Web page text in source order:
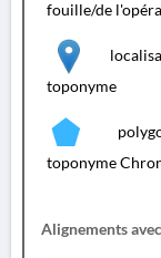
fouille/de
toponyme
toponyme
Alignements